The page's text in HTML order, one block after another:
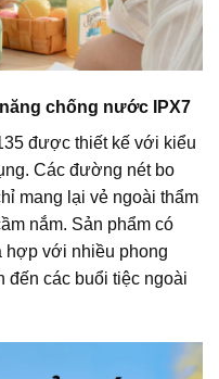
chống nước IPX7
được thiết kế với kiểu
Các đường nét bo
mang lại vẻ ngoài thẩm
nắm. Sản phẩm có
hợp với nhiều phong
đến các buổi tiệc ngoài